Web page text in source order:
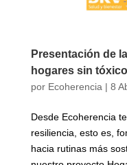
Presentación de
hogares sin
por Ecoherencia | 8
Desde Ecoherencia
resiliencia, esto es,
hacia rutinas más